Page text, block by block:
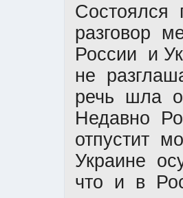
разговор
России и
не
речь шла
Недавно
отпустит
Украине
что и в